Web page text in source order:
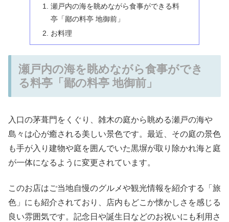
瀬戸内の海を眺めながら食事ができる料
亭「鄙の料亭 地御前」
お料理
瀬戸内の海を眺めながら食事ができ
る料亭「鄙の料亭 地御前」
入口の茅葺門をくぐり、雑木の庭から眺める瀬戸の海や
島々は心が癒される美しい景色です。最近、その庭の景色
も手が入り建物や庭を囲んでいた黒塀が取り除かれ海と庭
が一体になるように変更されています。
このお店はご当地自慢のグルメや観光情報を紹介する「旅
色」にも紹介されており、店内もどこか懐かしさを感じる
良い雰囲気です。記念日や誕生日などのお祝いにも利用さ